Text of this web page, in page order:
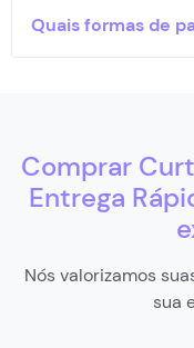
página
Nunca. O
Quais formas de
segurança máxima.
Comprar
Entrega
Nós valorizamos
sua